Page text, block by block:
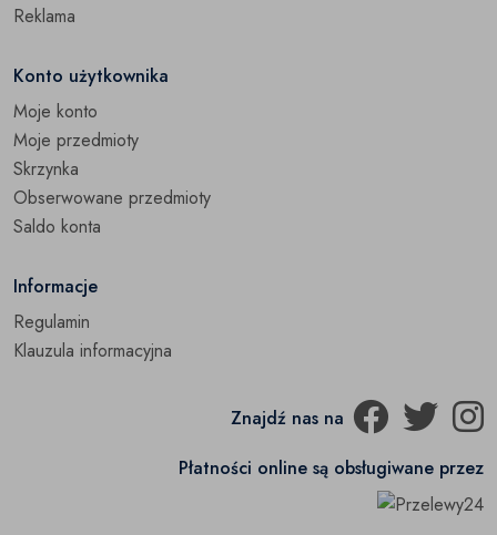
Reklama
Konto użytkownika
Moje konto
Moje przedmioty
Skrzynka
Obserwowane przedmioty
Saldo konta
Informacje
Regulamin
Klauzula informacyjna
Znajdź nas na
Płatności online są obsługiwane przez